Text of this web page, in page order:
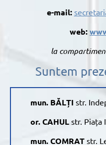
e-mail:
web:
la
Suntem
mun. BĂLȚI str.
or.CAHUL str. Piața
mun.COMRAT str.